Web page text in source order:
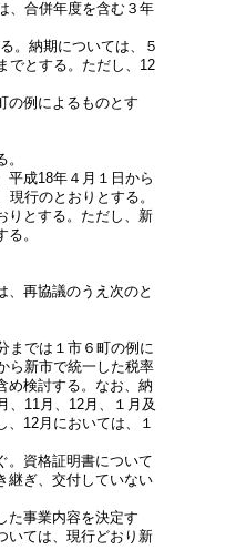
、合併年度を含む３年
。納期については、５
でとする。ただし、12
の例によるものとす
成18年４月１日から
行のとおりとする。
りとする。ただし、新
。
、再協議のうえ次のと
までは１市６町の例に
ら新市で統一した税率
め検討する。なお、納
、11月、12月、１月及
、12月においては、１
。資格証明書について
継ぎ、交付していない
た事業内容を決定す
いては、現行どおり新